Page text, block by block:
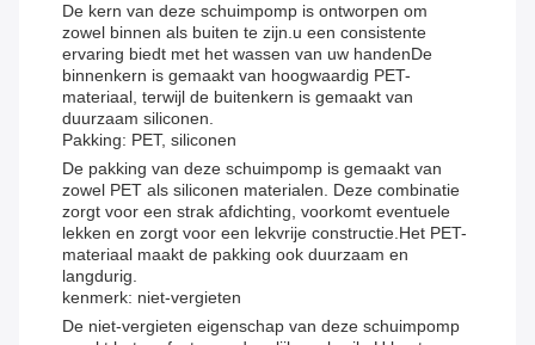
De kern van deze schuimpomp is ontworpen om
zowel binnen als buiten te zijn.u een consistente
ervaring biedt met het wassen van uw handenDe
binnenkern is gemaakt van hoogwaardig PET-
materiaal, terwijl de buitenkern is gemaakt van
duurzaam siliconen.
Pakking: PET, siliconen
De pakking van deze schuimpomp is gemaakt van
zowel PET als siliconen materialen. Deze combinatie
zorgt voor een strak afdichting, voorkomt eventuele
lekken en zorgt voor een lekvrije constructie.Het PET-
materiaal maakt de pakking ook duurzaam en
langdurig.
kenmerk: niet-vergieten
De niet-vergieten eigenschap van deze schuimpomp